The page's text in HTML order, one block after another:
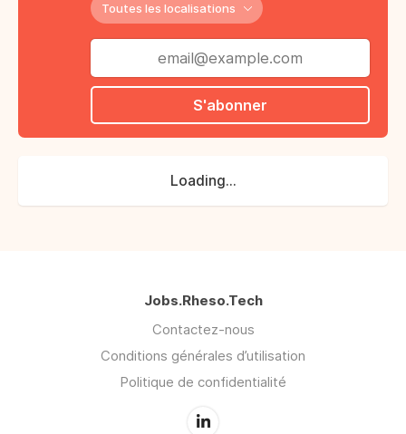
Toutes les localisations
S'abonner
Loading...
Jobs.Rheso.Tech
Contactez-nous
Conditions générales d’utilisation
Politique de confidentialité